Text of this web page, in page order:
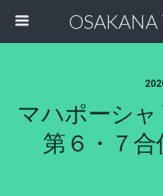
マハポーシャ
第６・７